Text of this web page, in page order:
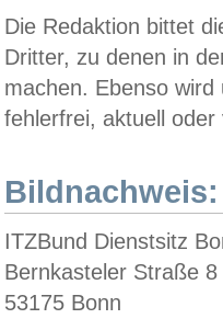
Die Redaktion bittet
Dritter, zu denen in
machen. Ebenso
fehlerfrei, aktuell oder
Bildnachweis:
ITZBund Dienstsitz
Bernkasteler Straße 8
53175 Bonn